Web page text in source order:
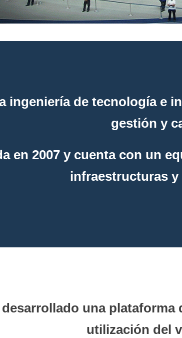
ingeniería de tecnología e
gestión y
en 2007 y cuenta con un
infraestructuras
desarrollado una
utilización del